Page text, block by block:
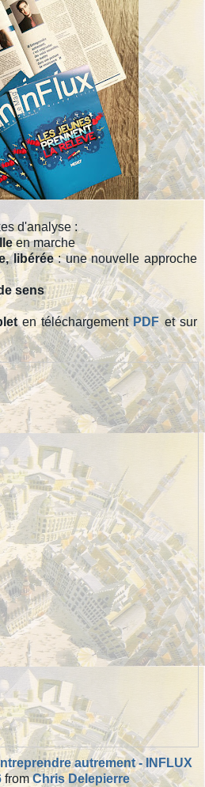
d'analyse :
en marche
libérée: une nouvelle approche
sens
en téléchargement PDF et sur
autrement - INFLUX
fromChris Delepierre